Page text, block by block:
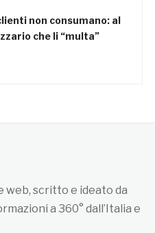
non consumano: al
che li “multa”
web, scritto e ideato da
a 360° dall’Italia e